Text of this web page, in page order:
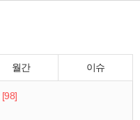
월간 이슈
[98]